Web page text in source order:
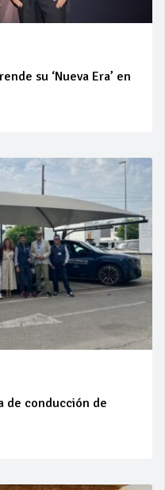
su ‘Nueva Era’ en
de conducción de